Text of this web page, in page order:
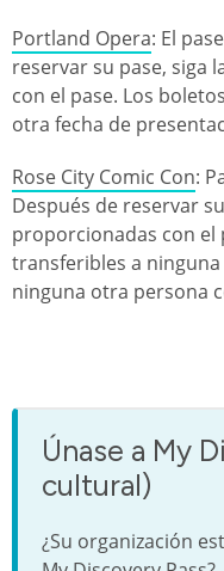
Portland Opera: El
reservar su pase, siga
con el pase. Los
otra fecha de
Rose City Comic Con:
Después de reservar
proporcionadas con el
transferibles a
ninguna otra persona
Únase a My
cultural)
¿Su organización